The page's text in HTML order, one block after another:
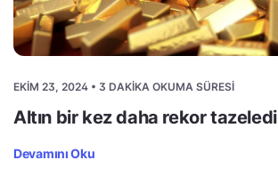
EKIM 23, 2024 • 3 DAKIKA OKUMA SÜRESI
Altın bir kez daha rekor tazeledi
Devamını Oku